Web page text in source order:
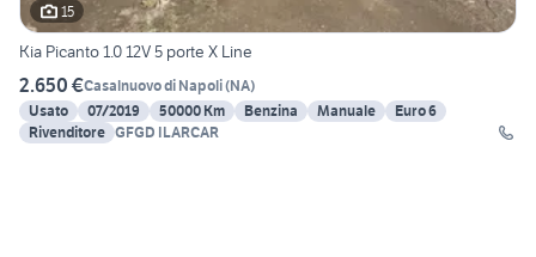
15
Kia Picanto 1.0 12V 5 porte X Line
2.650 €Casalnuovo di Napoli(NA)
Usato
07/2019 50000 Km Benzina Manuale
Euro 6
Rivenditore GFGD ILARCAR